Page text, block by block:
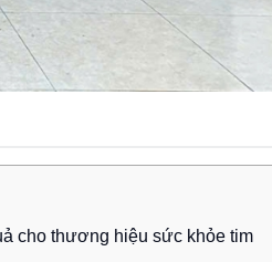
cho thương hiệu sức khỏe tim